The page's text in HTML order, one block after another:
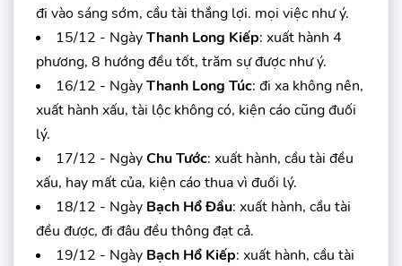
đi vào sáng sớm, cầu tài thắng lợi. mọi việc như ý.
15/12 - NgàyThanh Long Kiếp: xuất hành 4
phương, 8 hướng đều tốt, trăm sự được như ý.
16/12 - NgàyThanh Long Túc: đi xa không nên,
xuất hành xấu, tài lộc không có, kiện cáo cũng đuối
lý.
17/12 - NgàyChu Tước: xuất hành, cầu tài đều
xấu, hay mất của, kiện cáo thua vì đuối lý.
18/12 - Ngày Bạch Hổ Đầu: xuất hành, cầu tài
đều được, đi đâu đều thông đạt cả.
19/12 - Ngày Bạch Hổ Kiếp: xuất hành, cầu tài